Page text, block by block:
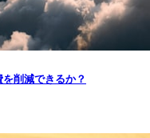
削減できるか？